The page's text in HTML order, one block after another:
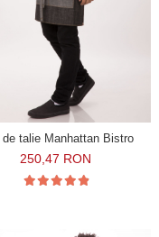
de talie Manhattan Bistro
250,47 RON